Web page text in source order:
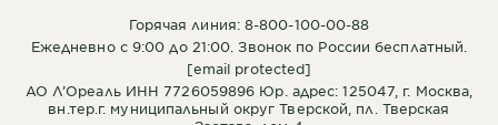
Горячая линия: 8-800-100-00-88
Ежедневно с 9:00 до 21:00. Звонок по России бесплатный.
[email protected]
АО Л’Ореаль ИНН 7726059896 Юр. адрес: 125047, г. Москва,
вн.тер.г. муниципальный округ Тверской, пл. Тверская